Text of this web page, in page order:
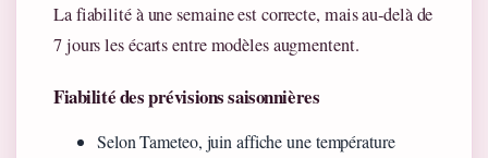
La fiabilité à une semaine est correcte, mais au‑delà de
7 jours les écarts entre modèles augmentent.
Fiabilité des prévisions saisonnières
Selon Tameteo, juin affiche une température